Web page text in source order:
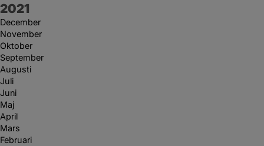
År:
2021
December
November
Oktober
September
Augusti
Juli
Juni
Maj
April
Mars
Februari